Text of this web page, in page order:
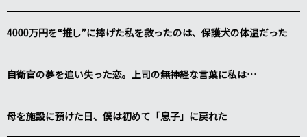
4000万円を“推し”に捧げた私を救ったのは、保護犬の体温だった
自衛官の夢を追い失った恋。上司の無神経な言葉に私は…
母を施設に預けた日、僕は初めて「息子」に戻れた